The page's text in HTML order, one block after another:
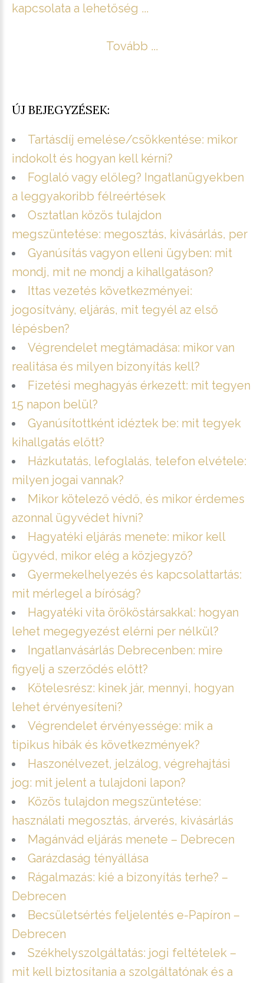
kapcsolata a lehetőség ...
Tovább ...
ÚJ BEJEGYZÉSEK:
Tartásdíj emelése/csökkentése: mikor
indokolt és hogyan kell kérni?
Foglaló vagy előleg? Ingatlanügyekben
a leggyakoribb félreértések
Osztatlan közös tulajdon
megszüntetése: megosztás, kivásárlás, per
Gyanúsítás vagyon elleni ügyben: mit
mondj, mit ne mondj a kihallgatáson?
Ittas vezetés következményei:
jogosítvány, eljárás, mit tegyél az első
lépésben?
Végrendelet megtámadása: mikor van
realitása és milyen bizonyítás kell?
Fizetési meghagyás érkezett: mit tegyen
15 napon belül?
Gyanúsítottként idéztek be: mit tegyek
kihallgatás előtt?
Házkutatás, lefoglalás, telefon elvétele:
milyen jogai vannak?
Mikor kötelező védő, és mikor érdemes
azonnal ügyvédet hívni?
Hagyatéki eljárás menete: mikor kell
ügyvéd, mikor elég a közjegyző?
Gyermekelhelyezés és kapcsolattartás:
mit mérlegel a bíróság?
Hagyatéki vita örököstársakkal: hogyan
lehet megegyezést elérni per nélkül?
Ingatlanvásárlás Debrecenben: mire
figyelj a szerződés előtt?
Kötelesrész: kinek jár, mennyi, hogyan
lehet érvényesíteni?
Végrendelet érvényessége: mik a
tipikus hibák és következmények?
Haszonélvezet, jelzálog, végrehajtási
jog: mit jelent a tulajdoni lapon?
Közös tulajdon megszüntetése:
használati megosztás, árverés, kivásárlás
Magánvád eljárás menete – Debrecen
Garázdaság tényállása
Rágalmazás: kié a bizonyítás terhe? –
Debrecen
Becsületsértés feljelentés e-Papíron –
Debrecen
Székhelyszolgáltatás: jogi feltételek –
mit kell biztosítania a szolgáltatónak és a